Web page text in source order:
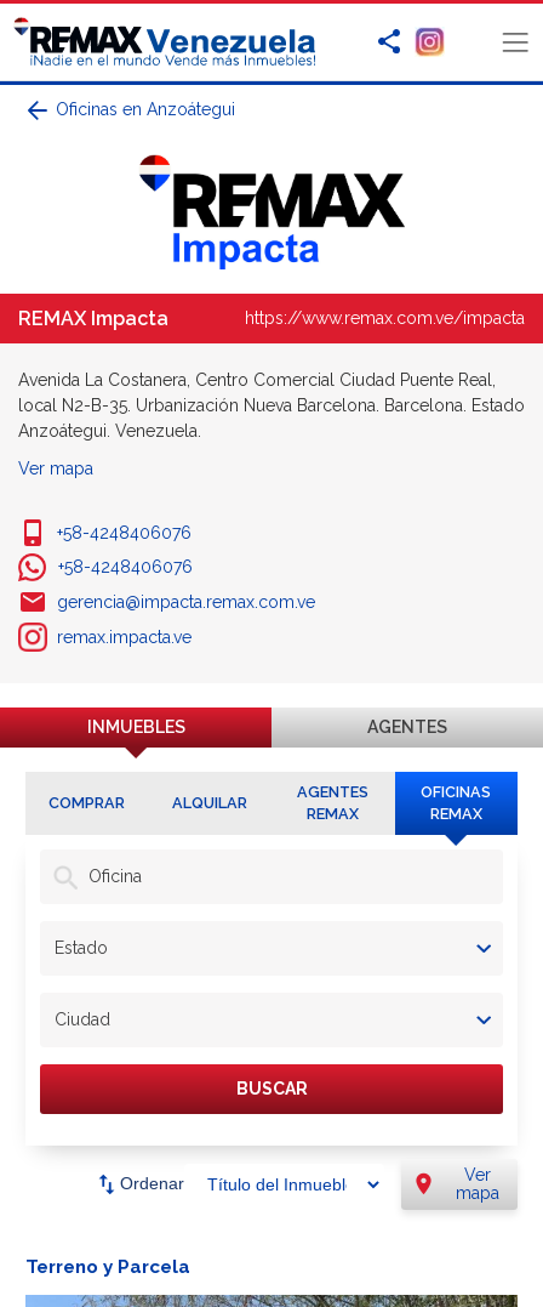
Oficinas en Anzoátegui
REMAX Impacta https://www.remax.com.ve/impacta
Avenida La Costanera, Centro Comercial Ciudad Puente Real,
local N2-B-35. Urbanización Nueva Barcelona. Barcelona. Estado
Anzoátegui. Venezuela.
Ver mapa
+58-4248406076
+58-4248406076
gerencia@impacta.remax.com.ve
remax.impacta.ve
INMUEBLES AGENTES
COMPRAR ALQUILAR
AGENTES
REMAX
OFICINAS
REMAX
Oficina
Estado
Ciudad
BUSCAR
swap_vert Ordenar location_on
Ver
mapa
Terreno y Parcela